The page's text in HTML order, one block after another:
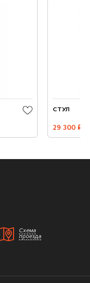
СТУЛ
29 300 руб.
Схема
проезда